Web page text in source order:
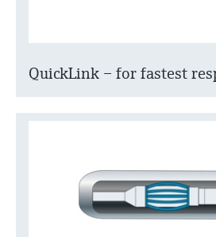
QuickLink – for fastest